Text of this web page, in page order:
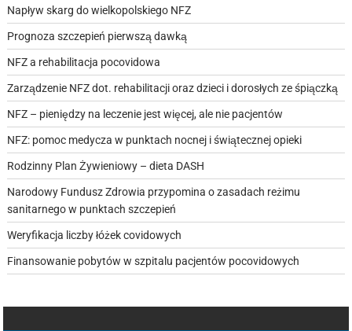
Napływ skarg do wielkopolskiego NFZ
Prognoza szczepień pierwszą dawką
NFZ a rehabilitacja pocovidowa
Zarządzenie NFZ dot. rehabilitacji oraz dzieci i dorosłych ze śpiączką
NFZ – pieniędzy na leczenie jest więcej, ale nie pacjentów
NFZ: pomoc medycza w punktach nocnej i świątecznej opieki
Rodzinny Plan Żywieniowy – dieta DASH
Narodowy Fundusz Zdrowia przypomina o zasadach reżimu
sanitarnego w punktach szczepień
Weryfikacja liczby łóżek covidowych
Finansowanie pobytów w szpitalu pacjentów pocovidowych